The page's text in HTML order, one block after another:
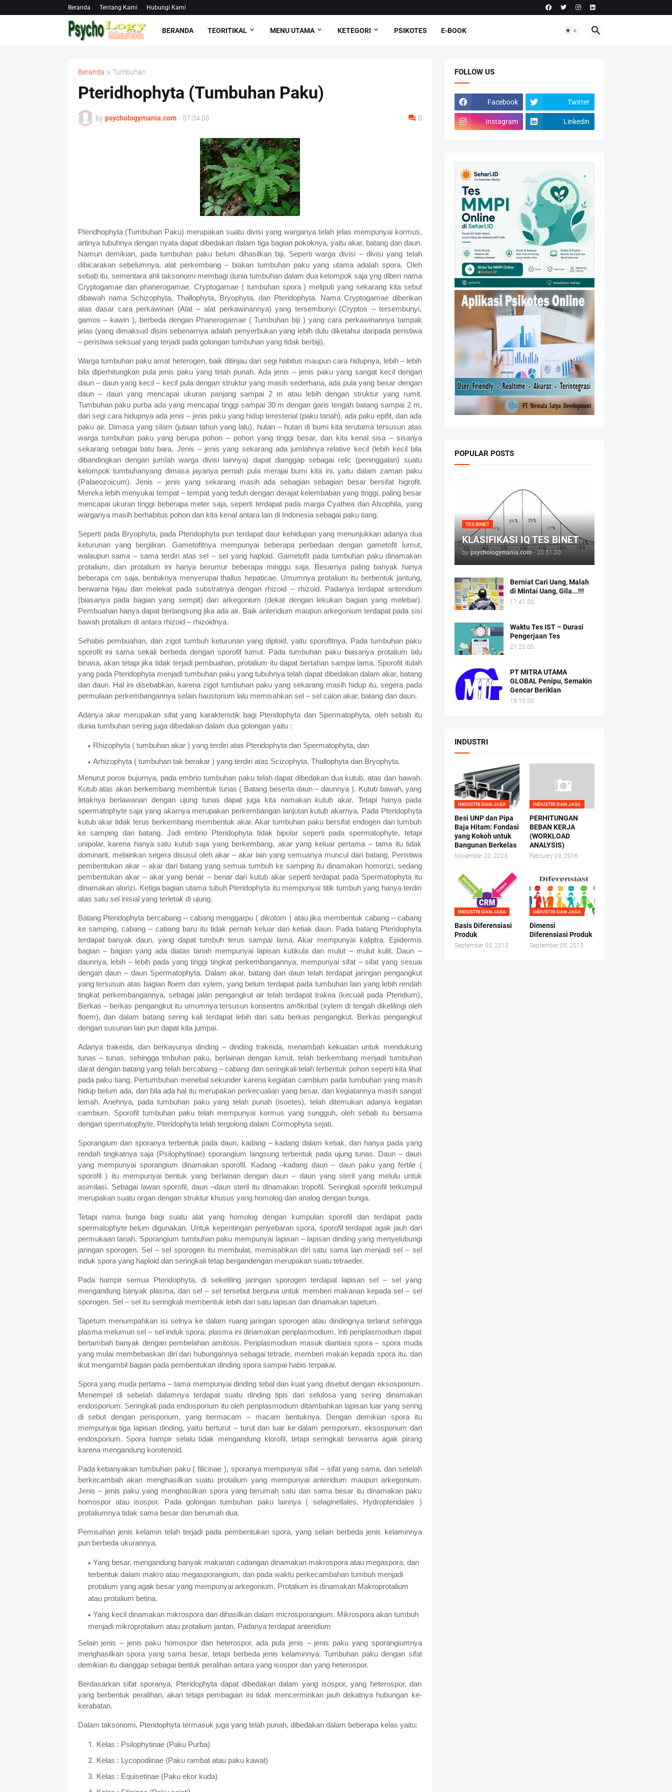
Beranda Tentang Kami Hubungi Kami
BERANDA TEORITIKAL MENU UTAMA KETEGORI PSIKOTES E-BOOK
Beranda Tumbuhan
Pteridhophyta (Tumbuhan Paku)
by psychologymania.com - 07.34.00 0
Pteridhophyta (Tumbuhan Paku) merupakan suatu divisi yang warganya telah jelas mempunyai kormus,
artinya tubuhnya dengan nyata dapat dibedakan dalam tiga bagian pokoknya, yaitu akar, batang dan daun.
Namun demikian, pada tumbuhan paku belum dihasilkan biji. Seperti warga divisi – divisi yang telah
dibicarakan sebelumnya, alat perkembang – biakan tumbuhan paku yang utama adalah spora. Oleh
sebab itu, sementara ahli taksonomi membagi dunia tumbuhan dalam dua kelompok saja yng diberi nama
Cryptogamae dan phanerogamae. Cryptogamae ( tumbuhan spora ) meliputi yang sekarang kita sebut
dibawah nama Schizophyta, Thallophyta, Bryophyta, dan Pteridophyta. Nama Cryptogamae diberikan
atas dasar cara perkawinan (Alat – alat perkawinannya) yang tersembunyi (Cryptos – tersembunyi,
gamos – kawin ), berbeda dengan Phanerogamae ( Tumbuhan biji ) yang cara perkawinannya tampak
jelas (yang dimaksud disini sebenarnya adalah penyerbukan yang lebih dulu diketahui daripada peristiwa
– peristiwa seksual yang terjadi pada golongan tumbuhan yang tidak berbiji).
Warga tumbuhan paku amat heterogen, baik ditinjau dari segi habitus maupun cara hidupnya, lebih – lebih
bila diperhitungkan pula jenis paku yang telah punah. Ada jenis – jenis paku yang sangat kecil dengan
daun – daun yang kecil – kecil pula dengan struktur yang masih sederhana, ada pula yang besar dengan
daun – daun yang mencapai ukuran panjang sampai 2 m atau lebih dengan struktur yang rumit.
Tumbuhan paku purba ada yang mencapai tinggi sampai 30 m dengan garis tengah batang sampai 2 m,
dari segi cara hidupnya ada jenis – jenis paku yang hidup teresterial (paku tanah), ada paku epifit, dan ada
paku air. Dimasa yang silam (jutaan tahun yang lalu), hutan – hutan di bumi kita terutama tersusun atas
warga tumbuhan paku yang berupa pohon – pohon yang tinggi besar, dan kita kenal sisa – sisanya
sekarang sebagai batu bara. Jenis – jenis yang sekarang ada jumlahnya relative kecil (lebih kecil bila
dibandingkan dengan jumlah warga divisi lainnya) dapat dianggap sebagai relic (peninggalan) suatu
kelompok tumbuhanyang dimasa jayanya pernah pula merajai bumi kita ini, yaitu dalam zaman paku
(Palaeozoicum). Jenis – jenis yang sekarang masih ada sebagian sebagian besar bersifat higrofit.
Mereka lebih menyukai tempat – tempat yang teduh dengan derajat kelembaban yang tinggi, paling besar
mencapai ukuran tinggi beberapa meter saja, seperti terdapat pada marga Cyathea dan Alsophila, yang
warganya masih berhabitus pohon dan kita kenal antara lain di Indonesia sebagai paku tiang.
Seperti pada Bryophyta, pada Pteridophyta pun terdapat daur kehidupan yang menunjukkan adanya dua
keturunan yang bergiliran. Gametofitnya mempunyai beberapa perbedaan dengan gametofit lumut,
walaupun sama – sama terdiri atas sel – sel yang haploid. Gametofit pada tumbuhan paku dinamakan
protalium, dan protalium ini hanya berumur beberapa minggu saja. Besarnya paling banyak hanya
beberapa cm saja, bentuknya menyerupai thallus hepaticae. Umumnya protalium itu berbentuk jantung,
berwarna hijau dan melekat pada substratnya dengan rhizoid – rhizoid. Padanya terdapat anteridium
(biasanya pada bagian yang sempit) dan arkegonium (dekat dengan lekukan bagian yang melebar).
Pembuahan hanya dapat berlangsung jika ada air. Baik anteridium maupun arkegonium terdapat pada sisi
bawah protalium di antara rhizoid – rhizoidnya.
Sehabis pembuahan, dari zigot tumbuh keturunan yang diploid, yaitu sporofitnya. Pada tumbuhan paku
sporofit ini sama sekali berbeda dengan sporofit lumut. Pada tumbuhan paku biasanya protalium lalu
binasa, akan tetapi jika tidak terjadi pembuahan, protalium itu dapat bertahan sampai lama. Sporofit itulah
yang pada Pteridophyta menjadi tumbuhan paku yang tubuhnya telah dapat dibedakan dalam akar, batang
dan daun. Hal ini disebabkan, karena zigot tumbuhan paku yang sekarang masih hidup itu, segera pada
permulaan perkembangannya selain haustorium lalu memisahkan sel – sel calon akar, batang dan daun.
Adanya akar merupakan sifat yang karakteristik bagi Pteridophyta dan Spermatophyta, oleh sebab itu
dunia tumbuhan sering juga dibedakan dalam dua golongan yaitu :
Rhizophyta ( tumbuhan akar ) yang terdiri atas Pteridophyta dan Spermatophyta, dan
Arhizophyta ( tumbuhan tak berakar ) yang terdiri atas Scizophyta, Thallophyta dan Bryophyta.
Menurut poros bujurnya, pada embrio tumbuhan paku telah dapat dibedakan dua kutub, atas dan bawah.
Kutub atas akan berkembang membentuk tunas ( Batang beserta daun – daunnya ). Kutub bawah, yang
letaknya berlawanan dengan ujung tunas dapat juga kita namakan kutub akar. Tetapi hanya pada
spermatophyte saja yang akarnya merupakan perkembangan lanjutan kutub akarnya. Pada Pteridophyta
kutub akar tidak terus berkembang membentuk akar. Akar tumbuhan paku bersifat endogen dan tumbuh
ke samping dari batang. Jadi embrio Pteridophyta tidak bipolar seperti pada spermatophyte, tetapi
unipolar, karena hanya satu kutub saja yang berkembang, akar yang keluar pertama – tama itu tidak
dominant, melainkan segera disusul oleh akar – akar lain yang semuanya muncul dari batang. Peristiwa
pembentukan akar – akar dari batang yang semua tumbuh ke samping itu dinamakan homorizi, sedang
pembentukan akar – akar yang benar – benar dari kutub akar seperti terdapat pada Spermatophyta itu
dinamakan alorizi. Ketiga bagian utama tubuh Pteridophyta itu mempunyai titik tumbuh yang hanya terdiri
atas satu sel inisial yang terletak di ujung.
Batang Pteridophyta bercabang – cabang menggarpu ( dikotom ) atau jika membentuk cabang – cabang
ke samping, cabang – cabang baru itu tidak pernah keluar dari ketiak daun. Pada batang Pteridophyta
terdapat banyak daun, yang dapat tumbuh terus sampai lama. Akar mempunyai kaliptra. Epidermis
bagian – bagian yang ada diatas tanah mempunyai lapisan kutikula dan mulut – mulut kulit. Daun –
daunnya, lebih – lebih pada yang tinggi tingkat perkembangannya, mempunyai sifat – sifat yang sesuai
dengan daun – daun Spermatophyta. Dalam akar, batang dan daun telah terdapat jaringan pengangkut
yang tersusun atas bagian floem dan xylem, yang belum terdapat pada tumbuhan lain yang lebih rendah
tingkat perkembangannya, sebagai jalan pengangkut air telah terdapat trakea (kecuali pada Pteridium),
Berkas – berkas pengangkut itu umumnya tersusun konsentris amfikribal (xylem di tengah dikelilingi oleh
floem), dan dalam batang sering kali terdapat lebih dari satu berkas pengangkut. Berkas pengangkut
dengan susunan lain pun dapat kita jumpai.
Adanya trakeida, dan berkayunya dinding – dinding trakeida, menambah kekuatan untuk mendukung
tunas – tunas, sehingga tmbuhan paku, berlainan dengan lumut, telah berkembang menjadi tumbuhan
darat dengan batang yang telah bercabang – cabang dan seringkali telah terbentuk pohon seperti kita lihat
pada paku tiang. Pertumbuhan menebal sekunder karena kegiatan cambium pada tumbuhan yang masih
hidup belum ada, dan bila ada hal itu merupakan perkecualian yang besar, dan kegiatannya masih sangat
lemah. Anehnya, pada tumbuhan paku yang telah punah (isoetes), telah ditemukan adanya kegiatan
cambium. Sporofit tumbuhan paku telah mempunyai kormus yang sungguh, oleh sebab itu bersama
dengan spermatophyte, Pteridophyta telah tergolong dalam Cormophyta sejati.
Sporangium dan sporanya terbentuk pada daun, kadang – kadang dalam ketiak, dan hanya pada yang
rendah tingkatnya saja (Psilophytinae) sporangium langsung terbentuk pada ujung tunas. Daun – daun
yang mempunyai sporangium dinamakan sporofil. Kadang –kadang daun – daun paku yang fertile (
sporofil ) itu mempunyai bentuk yang berlainan dengan daun – daun yang steril yang melulu untuk
asimilasi. Sebagai lawan sporofil, daun –daun steril itu dinamakan tropofil. Seringkali sporofil terkumpul
merupakan suatu organ dengan struktur khusus yang homolog dan analog dengan bunga.
Tetapi nama bunga bagi suatu alat yang homolog dengan kumpulan sporofil dan terdapat pada
spermatophyte belum digunakan. Untuk kepentingan penyebaran spora, sporofil terdapat agak jauh dari
permukaan tanah. Sporangium tumbuhan paku mempunyai lapisan – lapisan dinding yang menyelubungi
jaringan sporogen. Sel – sel sporogen itu membulat, memisahkan diri satu sama lain menjadi sel – sel
induk spora yang haploid dan seringkali tetap bergandengan merupakan suatu tetraeder.
Pada hampir semua Pteridophyta, di sekeliling jaringan sporogen terdapat lapisan sel – sel yang
mengandung banyak plasma, dan sel – sel tersebut berguna untuk memberi makanan kepada sel – sel
sporogen. Sel – sel itu seringkali membentuk lebih dari satu lapisan dan dinamakan tapetum.
Tapetum menumpahkan isi selnya ke dalam ruang jaringan sporogen atau dindingnya terlarut sehingga
plasma melumuri sel – sel induk spora; plasma ini dinamakan periplasmodium. Inti periplasmodium dapat
bertambah banyak dengan pembelahan amitosis. Periplasmodium masuk diantara spora – spora muda
yang mulai membebaskan diri dari hubungannya sebagai tetrade, memberi makan kepada spora itu, dan
ikut mengambil bagian pada pembentukan dinding spora sampai habis terpakai.
Spora yang muda pertama – tama mempunyai dinding tebal dan kuat yang disebut dengan eksosporium.
Menempel di sebelah dalamnya terdapat suatu dinding tipis dari selulosa yang sering dinamakan
endosporium. Seringkali pada endosporium itu oleh periplasmodium ditambahkan lapisan luar yang sering
di sebut dengan perisporium, yang bermacam – macam bentuknya. Dengan demikian spora itu
mempunyai tiga lapisan dinding, yaitu berturut – turut dari luar ke dalam perisporium, eksosporium dan
endosporium. Spora hampir selalu tidak mengandung klorofil, tetapi seringkali berwarna agak pirang
karena mengandung korotenoid.
Pada kebanyakan tumbuhan paku ( filicinae ), sporanya mempunyai sifat – sifat yang sama, dan setelah
berkecambah akan menghasilkan suatu protalium yang mempunyai anteridium maupun arkegonium.
Jenis – jenis paku yang menghasilkan spora yang berumah satu dan sama besar itu dinamakan paku
homospor atau isospor. Pada golongan tumbuhan paku lainnya ( selaginellales, Hydropteridales )
protaliumnya tidak sama besar dan berumah dua.
Pemisahan jenis kelamin telah terjadi pada pembentukan spora, yang selain berbeda jenis kelaminnya
pun berbeda ukurannya.
Yang besar, mengandung banyak makanan cadangan dinamakan makrospora atau megaspora, dan
terbentuk dalam makro atau megasporangium, dan pada waktu perkecambahan tumbuh menjadi
protalium yang agak besar yang mempunyai arkegonium. Protalium ini dinamakan Makroprotalium
atau protalium betina.
Yang kecil dinamakan mikrospora dan dihasilkan dalam microsporangium. Mikrospora akan tumbuh
menjadi mikroprotalium atau protalium jantan. Padanya terdapat anteridium
Selain jenis – jenis paku homospor dan heterospor, ada pula jenis – jenis paku yang sporangiumnya
menghasilkan spora yang sama besar, tetapi berbeda jenis kelaminnya. Tumbuhan paku dengan sifat
demikian itu dianggap sebagai bentuk peralihan antara yang isospor dan yang heterospor.
Berdasarkan sifat sporanya, Pteridophyta dapat dibedakan dalam yang isospor, yang heterospor, dan
yang berbentuk peralihan, akan tetapi pembagian ini tidak mencerminkan jauh dekatnya hubungan ke-
kerabatan.
Dalam taksonomi, Pteridophyta termasuk juga yang telah punah, dibedakan dalam beberapa kelas yaitu:
Kelas : Psilophytinae (Paku Purba)
Kelas : Lycopodiinae (Paku rambat atau paku kawat)
Kelas : Equisetinae (Paku ekor kuda)
FOLLOW US
Facebook Twitter
Instagram Linkedin
POPULAR POSTS
TES BINET
KLASIFIKASI IQ TES BINET
by psychologymania.com - 20.51.00
Berniat Cari Uang, Malah
di Mintai Uang, Gila...!!!
17.41.00
Waktu Tes IST – Durasi
Pengerjaan Tes
21.20.00
PT MITRA UTAMA
GLOBAL Penipu, Semakin
Gencar Beriklan
19.10.00
INDUSTRI
INDUSTRI DAN JASA
Besi UNP dan Pipa
Baja Hitam: Fondasi
yang Kokoh untuk
Bangunan Berkelas
November 20, 2023
INDUSTRI DAN JASA
PERHITUNGAN
BEBAN KERJA
(WORKLOAD
ANALYSIS)
February 09, 2016
INDUSTRI DAN JASA
Basis Diferensiasi
Produk
September 05, 2013
INDUSTRI DAN JASA
Dimensi
Diferensiasi Produk
September 05, 2013